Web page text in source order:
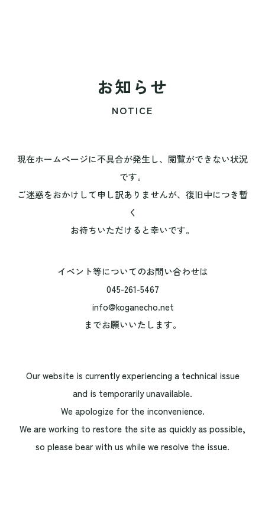
お知らせ
NOTICE
現在ホームページに不具合が発生し、閲覧ができない状況
です。
ご迷惑をおかけして申し訳ありませんが、復旧中につき暫
く
お待ちいただけると幸いです。
イベント等についてのお問い合わせは
045-261-5467
info@koganecho.net
までお願いいたします。
Our website is currently experiencing a technical issue
and is temporarily unavailable.
We apologize for the inconvenience.
We are working to restore the site as quickly as possible,
so please bear with us while we resolve the issue.